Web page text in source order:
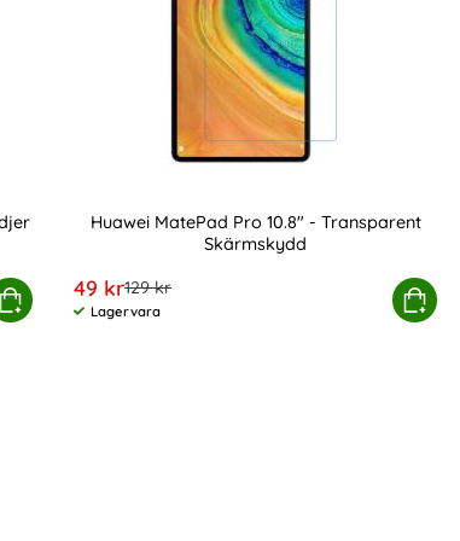
Stödjer M-Pen Laddning - Roséguld
Huawei MatePad Pro 10.8" - Transparent
Skärmskydd
rea pris
49 krtidigare pris
129 kr
Tillgänglighet:
Lagervara
Köp
Huawei MatePad Pro 10.8" -